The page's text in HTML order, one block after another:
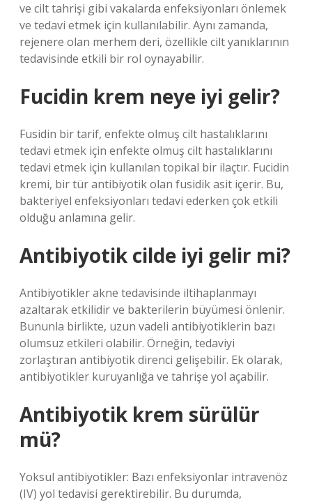
ve cilt tahrişi gibi vakalarda enfeksiyonları önlemek
ve tedavi etmek için kullanılabilir. Aynı zamanda,
rejenere olan merhem deri, özellikle cilt yanıklarının
tedavisinde etkili bir rol oynayabilir.
Fucidin krem neye iyi gelir?
Fusidin bir tarif, enfekte olmuş cilt hastalıklarını
tedavi etmek için enfekte olmuş cilt hastalıklarını
tedavi etmek için kullanılan topikal bir ilaçtır. Fucidin
kremi, bir tür antibiyotik olan fusidik asit içerir. Bu,
bakteriyel enfeksiyonları tedavi ederken çok etkili
olduğu anlamına gelir.
Antibiyotik cilde iyi gelir mi?
Antibiyotikler akne tedavisinde iltihaplanmayı
azaltarak etkilidir ve bakterilerin büyümesi önlenir.
Bununla birlikte, uzun vadeli antibiyotiklerin bazı
olumsuz etkileri olabilir. Örneğin, tedaviyi
zorlaştıran antibiyotik direnci gelişebilir. Ek olarak,
antibiyotikler kuruyanlığa ve tahrişe yol açabilir.
Antibiyotik krem sürülür
mü?
Yoksul antibiyotikler: Bazı enfeksiyonlar intravenöz
(IV) yol tedavisi gerektirebilir. Bu durumda,